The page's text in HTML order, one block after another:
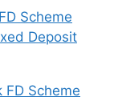
Scheme
Deposit
FD Scheme